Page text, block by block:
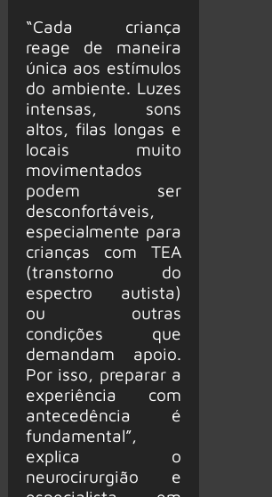
“Cada criança
reage de maneira
única aos estímulos
do ambiente. Luzes
intensas, sons
altos, filas longas e
locais muito
movimentados
podem ser
desconfortáveis,
especialmente para
crianças com TEA
(transtorno do
espectro autista)
ou outras
condições que
demandam apoio.
Por isso, preparar a
experiência com
antecedência é
fundamental”,
explica o
neurocirurgião e